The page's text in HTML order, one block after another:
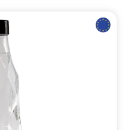
en harmonisant l'image
locaux.
de BCL Concept
1996, BCL Concept
certifiés (sans
18/8) pour garantir la
et la satisfaction totale